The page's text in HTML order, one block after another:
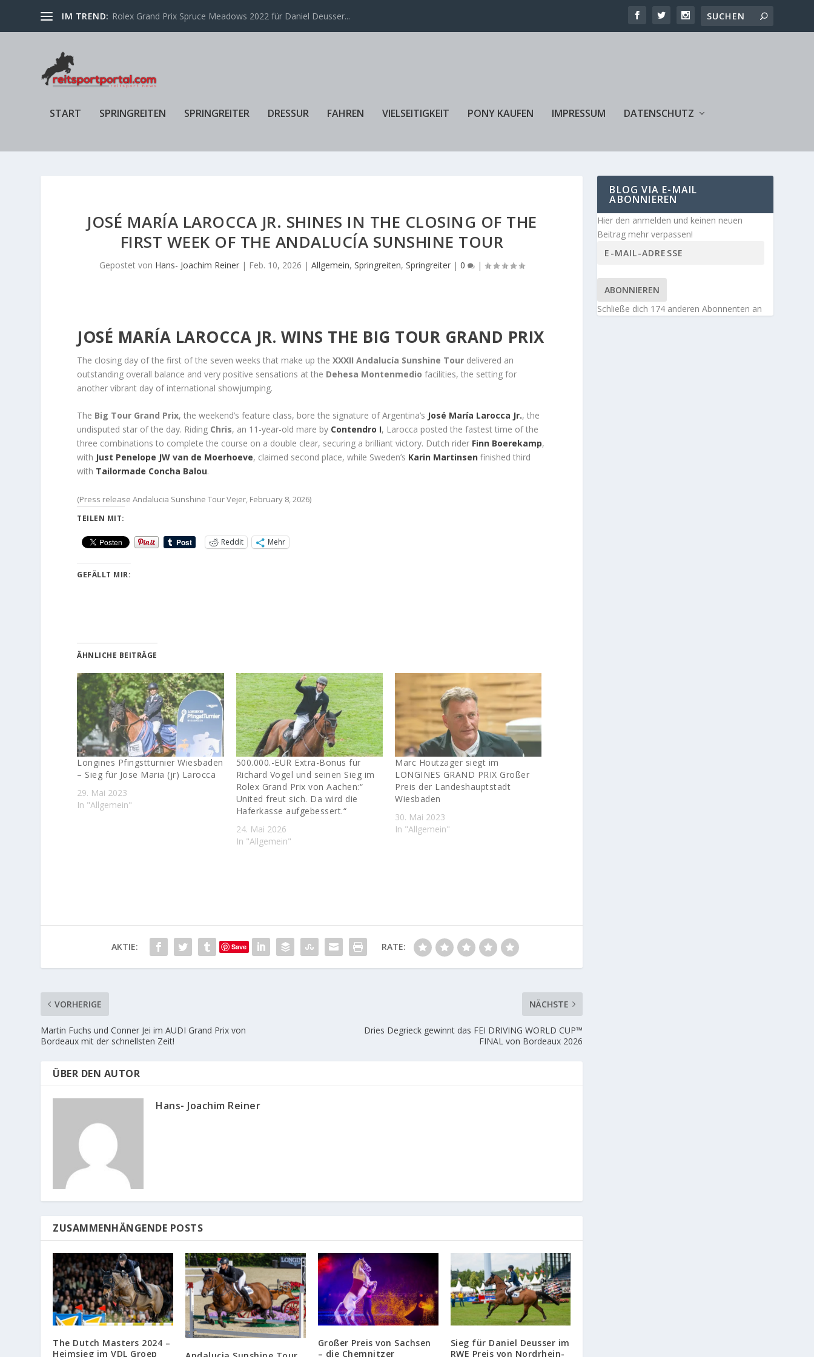
IM TREND: Rolex Grand Prix Spruce Meadows 2022 für Daniel Deusser...
START SPRINGREITEN SPRINGREITER DRESSUR FAHREN VIELSEITIGKEIT PONY KAUFEN IMPRESSUM DATENSCHUTZ
JOSÉ MARÍA LAROCCA JR. SHINES IN THE CLOSING OF THE
FIRST WEEK OF THE ANDALUCÍA SUNSHINE TOUR
Gepostet von Hans- Joachim Reiner| Feb. 10, 2026 | Allgemein, Springreiten, Springreiter| 0 |
JOSÉ MARÍA LAROCCA JR. WINS THE BIG TOUR GRAND PRIX
The closing day of the first of the seven weeks that make up theXXXII Andalucía Sunshine Tour delivered an
outstanding overall balance and very positive sensations at the Dehesa Montenmedio facilities, the setting for
another vibrant day of international showjumping.
The Big Tour Grand Prix, the weekend’s feature class, bore the signature of Argentina’s José María Larocca Jr., the
undisputed star of the day. Riding Chris, an 11-year-old mare by Contendro I, Larocca posted the fastest time of the
three combinations to complete the course on a double clear, securing a brilliant victory. Dutch rider Finn Boerekamp,
with Just Penelope JW van de Moerhoeve, claimed second place, while Sweden’s Karin Martinsen finished third
with Tailormade Concha Balou.
(Press release Andalucia Sunshine Tour Vejer, February 8, 2026)
TEILEN MIT:
Reddit Mehr
GEFÄLLT MIR:
ÄHNLICHE BEITRÄGE
Longines Pfingstturnier Wiesbaden
– Sieg für Jose Maria (jr) Larocca
29. Mai 2023
In "Allgemein"
500.000.-EUR Extra-Bonus für
Richard Vogel und seinen Sieg im
Rolex Grand Prix von Aachen:“
United freut sich. Da wird die
Haferkasse aufgebessert.“
24. Mai 2026
In "Allgemein"
Marc Houtzager siegt im
LONGINES GRAND PRIX Großer
Preis der Landeshauptstadt
Wiesbaden
30. Mai 2023
In "Allgemein"
AKTIE: Save RATE:
VORHERIGE
Martin Fuchs und Conner Jei im AUDI Grand Prix von
Bordeaux mit der schnellsten Zeit!
NÄCHSTE
Dries Degrieck gewinnt das FEI DRIVING WORLD CUP™
FINAL von Bordeaux 2026
ÜBER DEN AUTOR
Hans- Joachim Reiner
ZUSAMMENHÄNGENDE POSTS
The Dutch Masters 2024 –
Heimsieg im VDL Groep
Großer Preis von Sachsen
– die Chemnitzer
Sieg für Daniel Deusser im
RWE Preis von Nordrhein-
BLOG VIA E-MAIL
ABONNIEREN
Hier den anmelden und keinen neuen
Beitrag mehr verpassen!
ABONNIEREN
Schließe dich 174 anderen Abonnenten an